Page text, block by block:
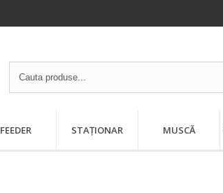
FEEDER STAȚIONAR MUSCĂ